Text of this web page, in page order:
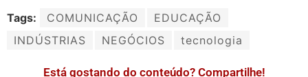
Tags: COMUNICAÇÃO
EDUCAÇÃO
INDÚSTRIAS
NEGÓCIOS tecnologia
Está gostando do conteúdo? Compartilhe!